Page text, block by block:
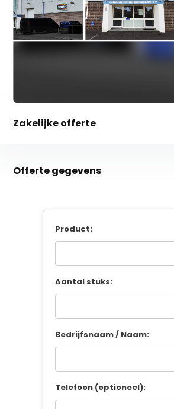
Zakelijke offerte
Offerte gegevens
Product:
Aantal stuks:
Bedrijfsnaam / Naam:
Telefoon (optioneel):